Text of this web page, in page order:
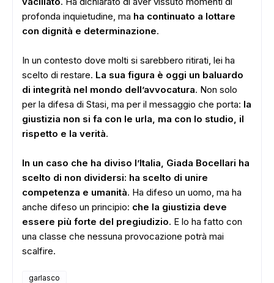
profonda inquietudine, ma ha continuato a lottare
con dignità e determinazione.
In un contesto dove molti si sarebbero ritirati, lei ha
scelto di restare. La sua figura è oggi un baluardo
di integrità nel mondo dell’avvocatura. Non solo
per la difesa di Stasi, ma per il messaggio che porta: la
giustizia non si fa con le urla, ma con lo studio, il
rispetto e la verità.
In un caso che ha diviso l’Italia, Giada Bocellari ha
scelto di non dividersi: ha scelto di unire
competenza e umanità. Ha difeso un uomo, ma ha
anche difeso un principio: che la giustizia deve
essere più forte del pregiudizio. E lo ha fatto con
una classe che nessuna provocazione potrà mai
scalfire.
garlasco